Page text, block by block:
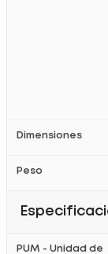
Dimensiones
Peso
PUM - Unidad de